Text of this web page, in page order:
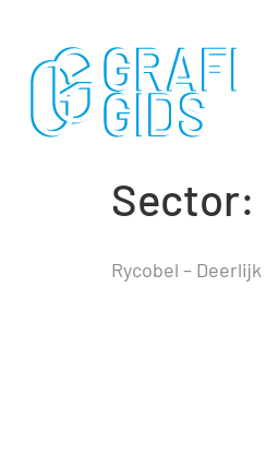
Sector:
Rycobel – Deerlijk